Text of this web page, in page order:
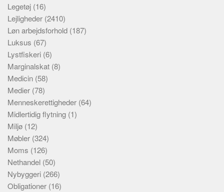
Legetøj (16)
Lejligheder (2410)
Løn arbejdsforhold (187)
Luksus (67)
Lystfiskeri (6)
Marginalskat (8)
Medicin (58)
Medier (78)
Menneskerettigheder (64)
Midlertidig flytning (1)
Miljø (12)
Møbler (324)
Moms (126)
Nethandel (50)
Nybyggeri (266)
Obligationer (16)